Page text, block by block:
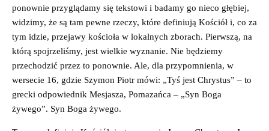
ponownie przyglądamy się tekstowi i badamy go nieco głębiej,
widzimy, że są tam pewne rzeczy, które definiują Kościół i, co za
tym idzie, przejawy kościoła w lokalnych zborach. Pierwszą, na
którą spojrzeliśmy, jest wielkie wyznanie. Nie będziemy
przechodzić przez to ponownie. Ale, dla przypomnienia, w
wersecie 16, gdzie Szymon Piotr mówi: „Tyś jest Chrystus” – to
grecki odpowiednik Mesjasza, Pomazańca – „Syn Boga
żywego”. Syn Boga żywego.